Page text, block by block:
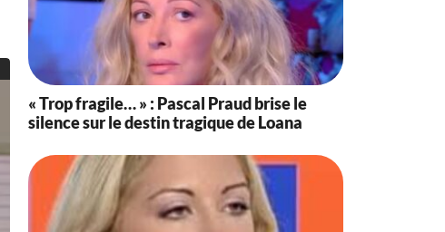
« Trop fragile… » : Pascal Praud brise le
silence sur le destin tragique de Loana